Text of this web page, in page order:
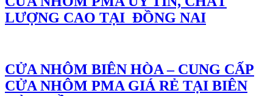
LƯỢNG CAO TẠI ĐỒNG NAI
CỬA NHÔM BIÊN HÒA – CUNG CẤP
CỬA NHÔM PMA GIÁ RẺ TẠI BIÊN